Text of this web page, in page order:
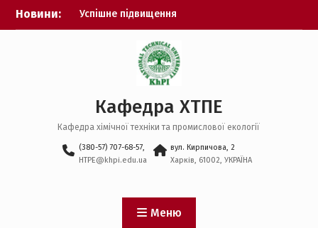
Перейти
Новини:
Успішне підвищення
кваліфікації
Наукова робота студента
Екватор захистів
Перший захист
бакалаврів спеціальності
Стартап-проєкти
кафедри
Кафедра ХТПЕ
Кафедра хімічної техніки та промислової екології
(380-57) 707-68-57,
HTPE@khpi.edu.ua
вул. Кирпичова, 2
Харків, 61002, УКРАЇНА
Меню